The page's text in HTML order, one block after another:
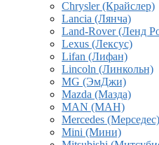
Chrysler (Крайслер)
Lancia (Лянча)
Land-Rover (Ленд
Lexus (Лексус)
Lifan (Лифан)
Lincoln (Линкольн)
MG (ЭмДжи)
Mazda (Мазда)
MAN (МАН)
Mercedes (Мерседес)
Mini (Мини)